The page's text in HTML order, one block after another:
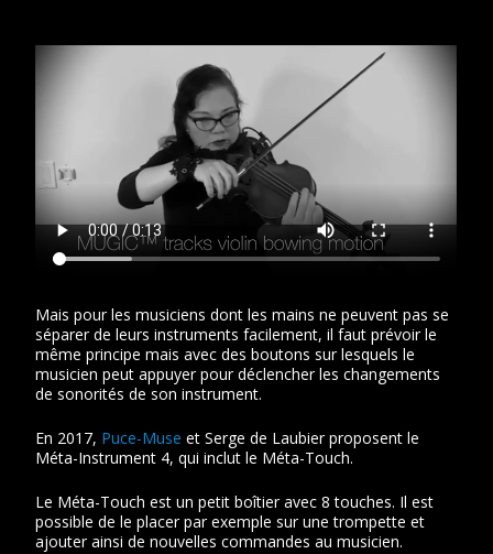
Mais pour les musiciens dont les mains ne peuvent pas se
séparer de leurs instruments facilement, il faut prévoir le
même principe mais avec des boutons sur lesquels le
musicien peut appuyer pour déclencher les changements
de sonorités de son instrument.
En 2017, Puce-Muse et Serge de Laubier proposent le
Méta-Instrument 4, qui inclut le Méta-Touch.
Le Méta-Touch est un petit boîtier avec 8 touches. Il est
possible de le placer par exemple sur une trompette et
ajouter ainsi de nouvelles commandes au musicien.